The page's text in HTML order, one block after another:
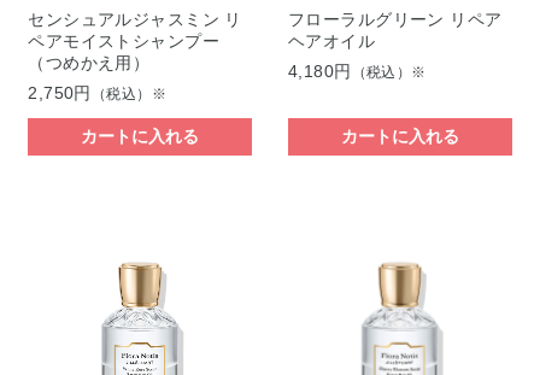
センシュアルジャスミン リ
ペアモイストシャンプー
（つめかえ用）
2,750円
（税込）※
カートに入れる
フローラルグリーン リペア
ヘアオイル
4,180円
（税込）※
カートに入れる